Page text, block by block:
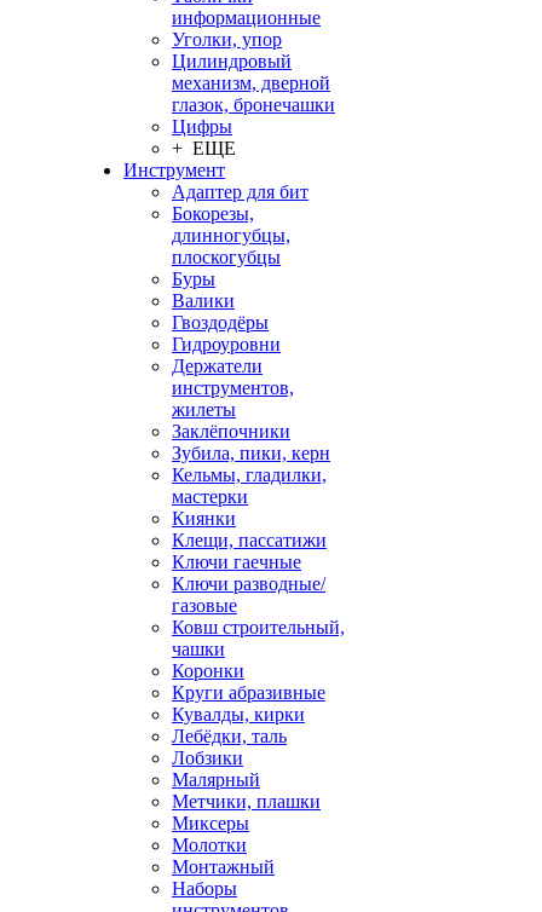
информационные
Уголки, упор
Цилиндровый
механизм, дверной
глазок, бронечашки
Цифры
+ ЕЩЕ
Инструмент
Адаптер для бит
Бокорезы,
длинногубцы,
плоскогубцы
Буры
Валики
Гвоздодёры
Гидроуровни
Держатели
инструментов,
жилеты
Заклёпочники
Зубила, пики, керн
Кельмы, гладилки,
мастерки
Киянки
Клещи, пассатижи
Ключи гаечные
Ключи разводные/
газовые
Ковш строительный,
чашки
Коронки
Круги абразивные
Кувалды, кирки
Лебёдки, таль
Лобзики
Малярный
Метчики, плашки
Миксеры
Молотки
Монтажный
Наборы